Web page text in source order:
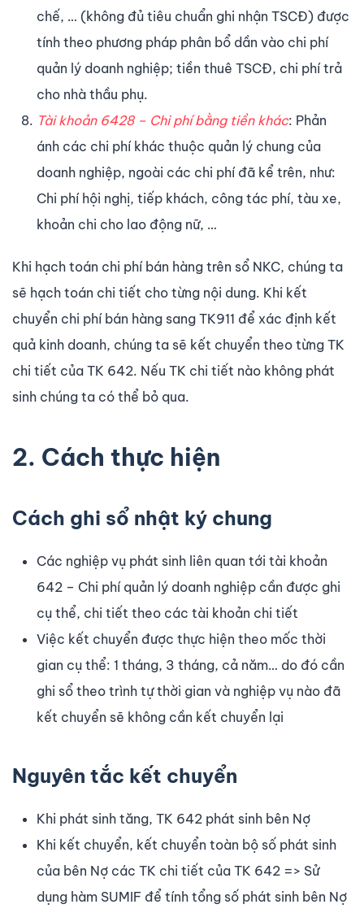
chế, … (không đủ tiêu chuẩn ghi nhận TSCĐ) được
tính theo phương pháp phân bổ dần vào chi phí
quản lý doanh nghiệp; tiền thuê TSCĐ, chi phí trả
cho nhà thầu phụ.
Tài khoản 6428 – Chi phí bằng tiền khác: Phản
ánh các chi phí khác thuộc quản lý chung của
doanh nghiệp, ngoài các chi phí đã kể trên, như:
Chi phí hội nghị, tiếp khách, công tác phí, tàu xe,
khoản chi cho lao động nữ, …
Khi hạch toán chi phí bán hàng trên sổ NKC, chúng ta
sẽ hạch toán chi tiết cho từng nội dung. Khi kết
chuyển chi phí bán hàng sang TK911 để xác định kết
quả kinh doanh, chúng ta sẽ kết chuyển theo từng TK
chi tiết của TK 642. Nếu TK chi tiết nào không phát
sinh chúng ta có thể bỏ qua.
2. Cách thực hiện
Cách ghi sổ nhật ký chung
Các nghiệp vụ phát sinh liên quan tới tài khoản
642 – Chi phí quản lý doanh nghiệp cần được ghi
cụ thể, chi tiết theo các tài khoản chi tiết
Việc kết chuyển được thực hiện theo mốc thời
gian cụ thể: 1 tháng, 3 tháng, cả năm… do đó cần
ghi sổ theo trình tự thời gian và nghiệp vụ nào đã
kết chuyển sẽ không cần kết chuyển lại
Nguyên tắc kết chuyển
Khi phát sinh tăng, TK 642 phát sinh bên Nợ
Khi kết chuyển, kết chuyển toàn bộ số phát sinh
của bên Nợ các TK chi tiết của TK 642 => Sử
dụng hàm SUMIF để tính tổng số phát sinh bên Nợ